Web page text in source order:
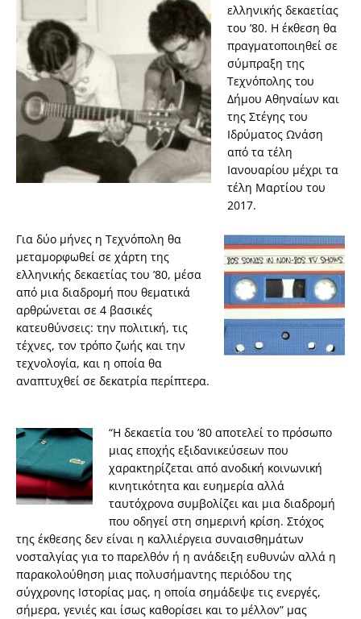
ελληνικής δεκαετίας
του ’80. Η έκθεση θα
πραγματοποιηθεί σε
σύμπραξη της
Τεχνόπολης του
Δήμου Αθηναίων και
της Στέγης του
Ιδρύματος Ωνάση
από τα τέλη
Ιανουαρίου μέχρι τα
τέλη Μαρτίου του
2017.
Για δύο μήνες η Τεχνόπολη θα
μεταμορφωθεί σε χάρτη της
ελληνικής δεκαετίας του ’80, μέσα
από μια διαδρομή που θεματικά
αρθρώνεται σε 4 βασικές
κατευθύνσεις: την πολιτική, τις
τέχνες, τον τρόπο ζωής και την
τεχνολογία, και η οποία θα
αναπτυχθεί σε δεκατρία περίπτερα.
“Η δεκαετία του ’80 αποτελεί το πρόσωπο
μιας εποχής εξιδανικεύσεων που
χαρακτηρίζεται από ανοδική κοινωνική
κινητικότητα και ευημερία αλλά
ταυτόχρονα συμβολίζει και μια διαδρομή
που οδηγεί στη σημερινή κρίση. Στόχος
της έκθεσης δεν είναι η καλλιέργεια συναισθημάτων
νοσταλγίας για το παρελθόν ή η ανάδειξη ευθυνών αλλά η
παρακολούθηση μιας πολυσήμαντης περιόδου της
σύγχρονης Ιστορίας μας, η οποία σημάδεψε τις ενεργές,
σήμερα, γενιές και ίσως καθορίσει και το μέλλον” μας